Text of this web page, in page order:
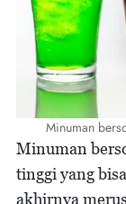
Minuman
Minuman
tinggi yang
akhirnya